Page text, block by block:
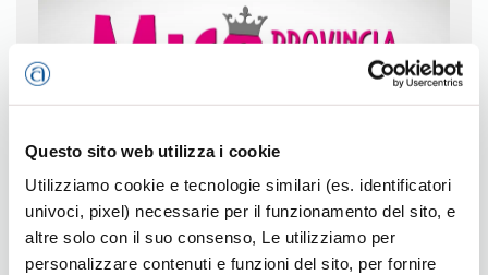
Questo sito web utilizza i cookie
Utilizziamo cookie e tecnologie similari (es. identificatori
univoci, pixel) necessarie per il funzionamento del sito, e
altre solo con il suo consenso, Le utilizziamo per
personalizzare contenuti e funzioni del sito, per fornire
Miss Provincia di Vicenza 2026